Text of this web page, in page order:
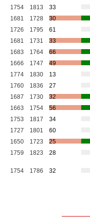
1754 1813
33
1681 1728
30
1726 1795
61
1681 1731
33
1683 1764
66
1666 1747
49
1774 1830
13
1760 1836
27
1687 1730
32
1663 1754
56
1753 1817
34
1727 1801
60
1650 1723
25
1759 1823 28
1754 1786 32